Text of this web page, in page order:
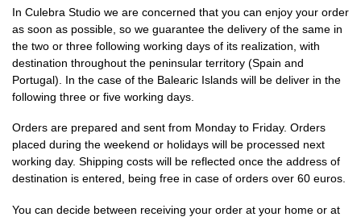
In Culebra Studio we are concerned that you can enjoy your order
as soon as possible, so we guarantee the delivery of the same in
the two or three following working days of its realization, with
destination throughout the peninsular territory (Spain and
Portugal). In the case of the Balearic Islands will be deliver in the
following three or five working days.
Orders are prepared and sent from Monday to Friday. Orders
placed during the weekend or holidays will be processed next
working day. Shipping costs will be reflected once the address of
destination is entered, being free in case of orders over 60 euros.
You can decide between receiving your order at your home or at